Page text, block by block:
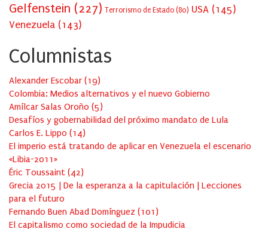
Gelfenstein (227) Terrorismo de Estado (80) USA (145)
Venezuela (143)
Columnistas
Alexander Escobar (19)
Colombia: Medios alternativos y el nuevo Gobierno
Amílcar Salas Oroño (5)
Desafíos y gobernabilidad del próximo mandato de Lula
Carlos E. Lippo (14)
El imperio está tratando de aplicar en Venezuela el escenario
«Libia-2011»
Éric Toussaint (42)
Grecia 2015 | De la esperanza a la capitulación | Lecciones
para el futuro
Fernando Buen Abad Domínguez (101 )
El capitalismo como sociedad de la Impudicia